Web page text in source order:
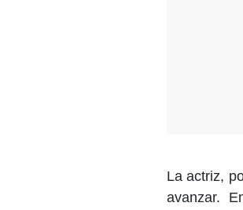
La actriz,
avanzar.